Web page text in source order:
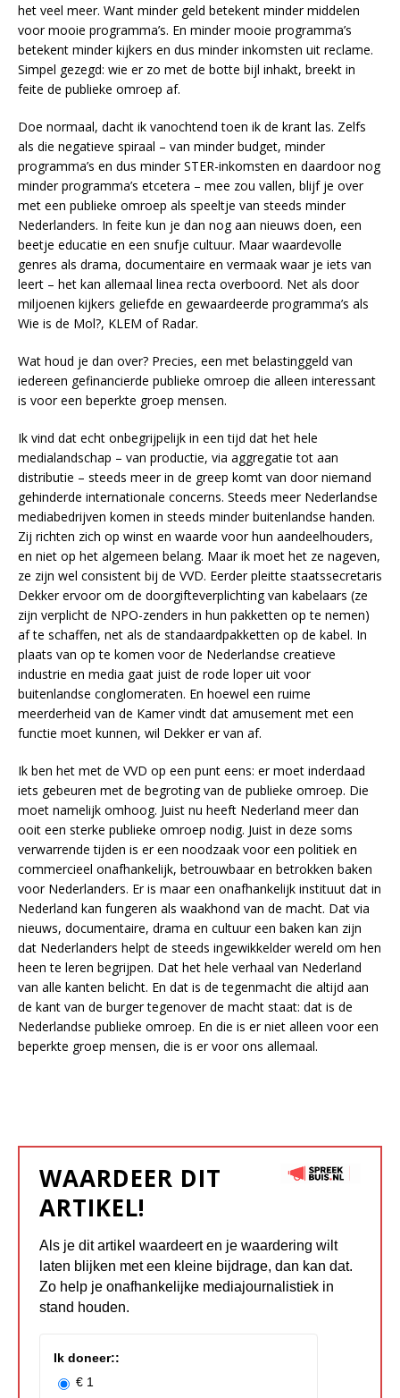
het veel meer. Want minder geld betekent minder middelen
voor mooie programma’s. En minder mooie programma’s
betekent minder kijkers en dus minder inkomsten uit reclame.
Simpel gezegd: wie er zo met de botte bijl inhakt, breekt in
feite de publieke omroep af.
Doe normaal, dacht ik vanochtend toen ik de krant las. Zelfs
als die negatieve spiraal – van minder budget, minder
programma’s en dus minder STER-inkomsten en daardoor nog
minder programma’s etcetera – mee zou vallen, blijf je over
met een publieke omroep als speeltje van steeds minder
Nederlanders. In feite kun je dan nog aan nieuws doen, een
beetje educatie en een snufje cultuur. Maar waardevolle
genres als drama, documentaire en vermaak waar je iets van
leert – het kan allemaal linea recta overboord. Net als door
miljoenen kijkers geliefde en gewaardeerde programma’s als
Wie is de Mol?, KLEM of Radar.
Wat houd je dan over? Precies, een met belastinggeld van
iedereen gefinancierde publieke omroep die alleen interessant
is voor een beperkte groep mensen.
Ik vind dat echt onbegrijpelijk in een tijd dat het hele
medialandschap – van productie, via aggregatie tot aan
distributie – steeds meer in de greep komt van door niemand
gehinderde internationale concerns. Steeds meer Nederlandse
mediabedrijven komen in steeds minder buitenlandse handen.
Zij richten zich op winst en waarde voor hun aandeelhouders,
en niet op het algemeen belang. Maar ik moet het ze nageven,
ze zijn wel consistent bij de VVD. Eerder pleitte staatssecretaris
Dekker ervoor om de doorgifteverplichting van kabelaars (ze
zijn verplicht de NPO-zenders in hun pakketten op te nemen)
af te schaffen, net als de standaardpakketten op de kabel. In
plaats van op te komen voor de Nederlandse creatieve
industrie en media gaat juist de rode loper uit voor
buitenlandse conglomeraten. En hoewel een ruime
meerderheid van de Kamer vindt dat amusement met een
functie moet kunnen, wil Dekker er van af.
Ik ben het met de VVD op een punt eens: er moet inderdaad
iets gebeuren met de begroting van de publieke omroep. Die
moet namelijk omhoog. Juist nu heeft Nederland meer dan
ooit een sterke publieke omroep nodig. Juist in deze soms
verwarrende tijden is er een noodzaak voor een politiek en
commercieel onafhankelijk, betrouwbaar en betrokken baken
voor Nederlanders. Er is maar een onafhankelijk instituut dat in
Nederland kan fungeren als waakhond van de macht. Dat via
nieuws, documentaire, drama en cultuur een baken kan zijn
dat Nederlanders helpt de steeds ingewikkelder wereld om hen
heen te leren begrijpen. Dat het hele verhaal van Nederland
van alle kanten belicht. En dat is de tegenmacht die altijd aan
de kant van de burger tegenover de macht staat: dat is de
Nederlandse publieke omroep. En die is er niet alleen voor een
beperkte groep mensen, die is er voor ons allemaal.
WAARDEER DIT
ARTIKEL!
Als je dit artikel waardeert en je waardering wilt
laten blijken met een kleine bijdrage, dan kan dat.
Zo help je onafhankelijke mediajournalistiek in
stand houden.
Ik doneer::
€ 1